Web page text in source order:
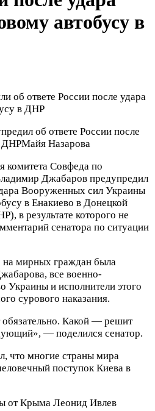
автобусу в
об ответе России после
ДНРМайя Назарова
комитета Совфеда по
Джабаров предупредил
Вооруженных сил Украины
в Енакиево в Донецкой
в результате которого не
сенатора по ситуации
на мирных граждан была
все военно-
Украины и исполнители этого
сурового наказания.
обязательно. Какой — решит
— поделился сенатор.
что многие страны мира
поступок Киева в
от Крыма Леонид Ивлев